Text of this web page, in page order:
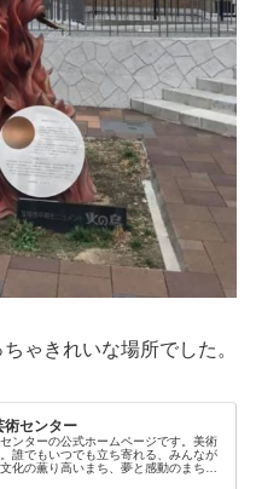
ゃきれいな場所でした。
術センター
ンターの公式ホームページです。美術
誰でもいつでも立ち寄れる、みんなが
化の薫り高いまち、夢と感動のまち、